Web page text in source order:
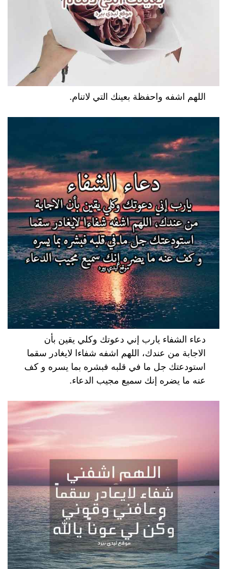
اللهم اشفه واحفظة بعينك التي لاتنام.
دعاء الشفاء يارب إني دعوتك وكلي يقين بأن
الاجابة من عندك، اللهم اشفه شفاءا لايغادر سقما
استودعتك جل ما في قلبه فبشره بما يسره و كف
عنه ما يضره إنك سميع مجيب الدعاء.